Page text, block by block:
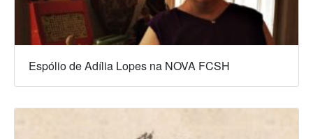
Espólio de Adília Lopes na NOVA FCSH